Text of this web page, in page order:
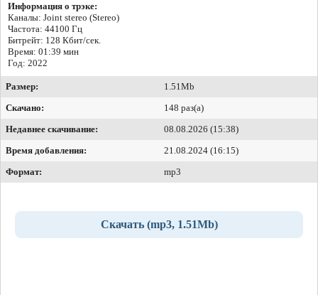
Информация о трэке:
Каналы: Joint stereo (Stereo)
Частота: 44100 Гц
Битрейт: 128 Кбит/сек.
Время: 01:39 мин
Год: 2022
Размер:
1.51Mb
Скачано:
148 раз(а)
Недавнее скачивание:
08.08.2026 (15:38)
Время добавления:
21.08.2024 (16:15)
Формат:
mp3
Скачать (mp3, 1.51Mb)